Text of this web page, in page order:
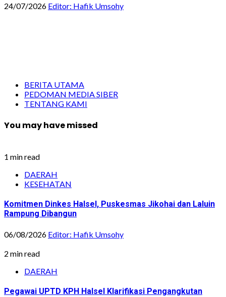
24/07/2026 Editor: Hafik Umsohy
BERITA UTAMA
PEDOMAN MEDIA SIBER
TENTANG KAMI
You may have missed
1 min read
DAERAH
KESEHATAN
Komitmen Dinkes Halsel, Puskesmas Jikohai dan Laluin
Rampung Dibangun
06/08/2026 Editor: Hafik Umsohy
2 min read
DAERAH
Pegawai UPTD KPH Halsel Klarifikasi Pengangkutan